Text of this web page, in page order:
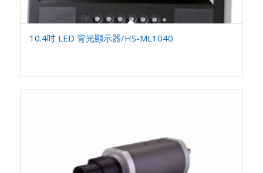
10.4吋 LED 背光顯示器/HS-ML1040